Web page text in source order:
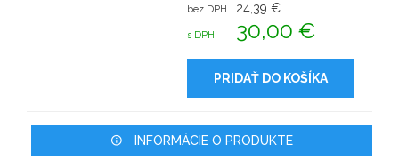
bez DPH 24,39 €
s DPH 30,00 €
PRIDAŤ DO KOŠÍKA
INFORMÁCIE O PRODUKTE